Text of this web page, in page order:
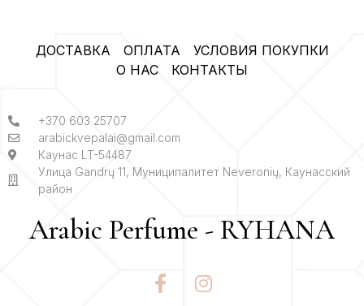
ДОСТАВКА ОПЛАТА
УСЛОВИЯ ПОКУПКИ
О НАС
КОНТАКТЫ
+370 603 25707
arabickvepalai@gmail.com
Каунас LT-54487
Улица Gandrų 11, Муниципалитет Neveronių, Каунасский
район
Arabic Perfume - RYHANA
F
a
I
n